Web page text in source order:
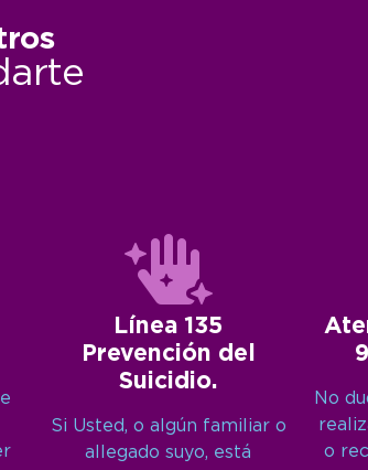
Línea 135
Prevención del
Suicidio.
Si Usted, o algún familiar o
allegado suyo, está
No
o